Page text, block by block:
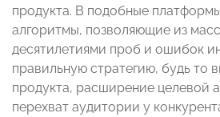
продукта. В подобные
алгоритмы, позволяющие из
десятилетиями проб и ошибок
правильную стратегию, будь то
продукта, расширение целевой
перехват аудитории у